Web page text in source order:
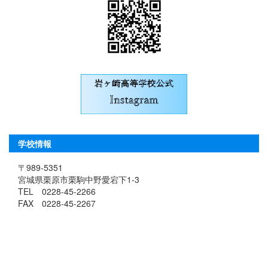
学校情報
〒989-5351
宮城県栗原市栗駒中野愛宕下1-3
TEL 0228-45-2266
FAX 0228-45-2267